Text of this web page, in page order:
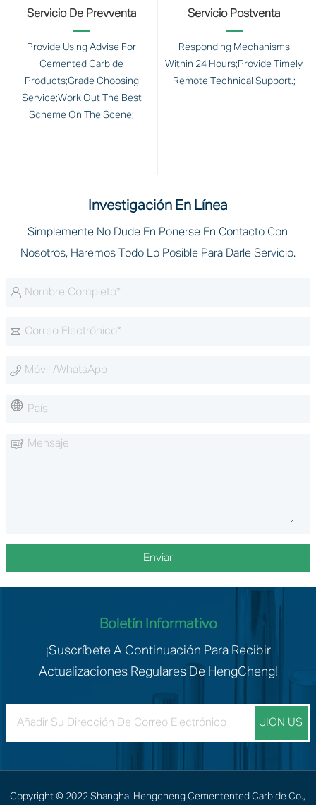
Servicio De Prevventa
Provide Using Advise For
Cemented Carbide
Products;Grade Choosing
Service;Work Out The Best
Scheme On The Scene;
Servicio Postventa
Responding Mechanisms
Within 24 Hours;Provide Timely
Remote Technical Support.;
Investigación En Línea
Simplemente No Dude En Ponerse En Contacto Con
Nosotros, Haremos Todo Lo Posible Para Darle Servicio.
Boletín Informativo
¡Suscríbete A Continuación Para Recibir
Actualizaciones Regulares De HengCheng!
Copyright © 2022 Shanghai Hengcheng Cementented Carbide Co.,